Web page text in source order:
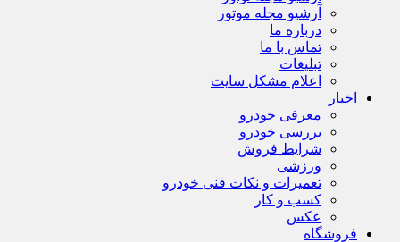
آرشیو مجله موتور
درباره ما
تماس با ما
تبلیغات
اعلام مشکل سایت
اخبار
معرفی خودرو
بررسی خودرو
شرایط فروش
ورزشی
تعمیرات و نکات فنی خودرو
کسب و کار
عکس
فروشگاه